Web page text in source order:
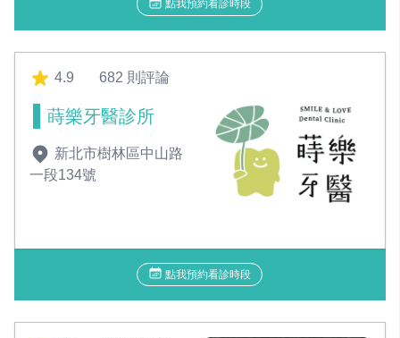
點我預約看診時段
4.9 682 則評論
蒔樂牙醫診所
新北市樹林區中山路
一段134號
點我預約看診時段